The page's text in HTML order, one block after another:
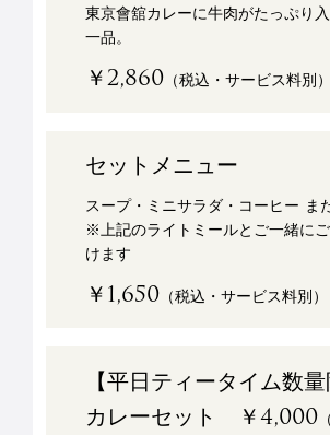
東京會舘カレーに牛肉がたっぷり
一品。
￥2,860 （税込・サービス料別）
セットメニュー
スープ・ミニサラダ・コーヒー ま
※上記のライトミールとご一緒に
けます
￥1,650 （税込・サービス料別）
【平日ティータイム数量
カレーセット ￥4,000